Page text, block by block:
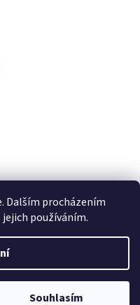
Dalším procházením
používáním.
Souhlasím
práva vyhrazena.Upravit